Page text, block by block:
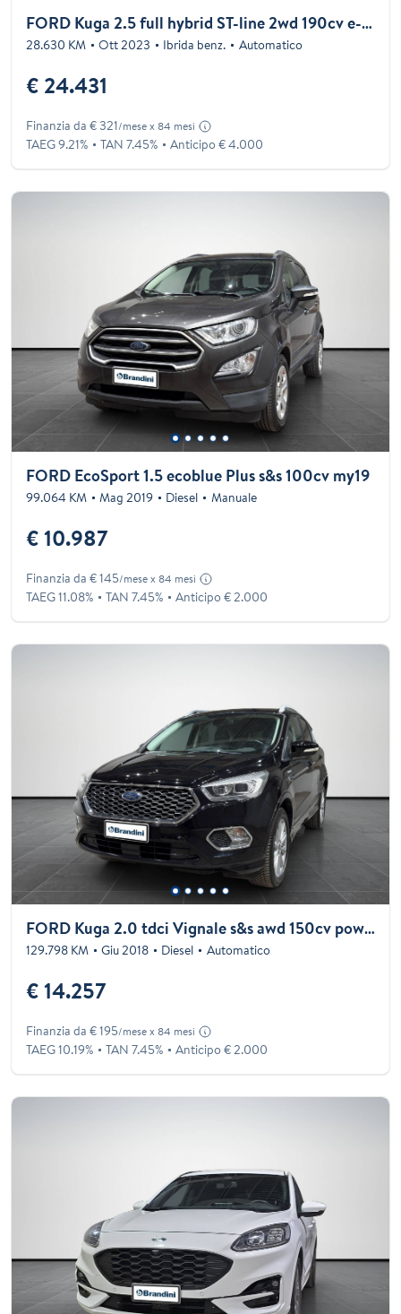
FORD Kuga 2.5 full hybrid ST-line 2wd 190cv e-shifter
28.630 KM Ott 2023 Ibrida benz. Automatico
€ 24.431
Finanzia da € 321/mese x 84 mesi
TAEG 9.21% TAN 7.45% Anticipo € 4.000
FORD EcoSport 1.5 ecoblue Plus s&s 100cv my19
99.064 KM Mag 2019 Diesel Manuale
€ 10.987
Finanzia da € 145/mese x 84 mesi
TAEG 11.08% TAN 7.45% Anticipo € 2.000
FORD Kuga 2.0 tdci Vignale s&s awd 150cv powershift
129.798 KM Giu 2018 Diesel Automatico
€ 14.257
Finanzia da € 195/mese x 84 mesi
TAEG 10.19% TAN 7.45% Anticipo € 2.000